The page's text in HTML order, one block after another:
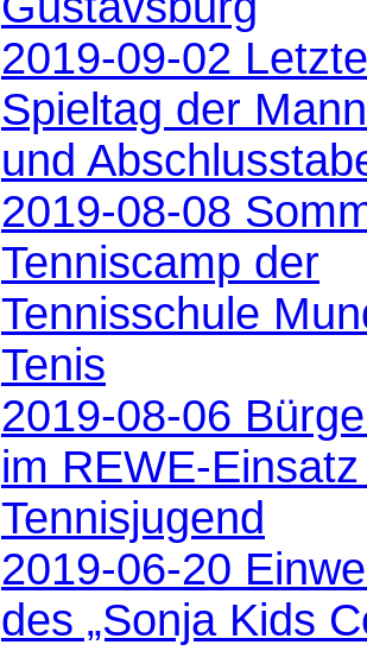
2019-09-02
Spieltag der
und
2019-08-08
Tenniscamp der
Tennisschule
Tenis
2019-08-06
im REWE-
Tennisjugend
2019-06-20
des „Sonja Kids